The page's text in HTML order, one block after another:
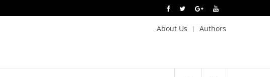
About Us Authors